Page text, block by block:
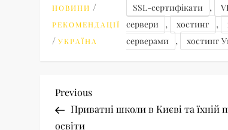
НОВИНИ /
РЕКОМЕНДАЦІЇ
/УКРАЇНА
SSL-сертифікати ,
сервери
, хостинг ,
серверами
, хостинг
Н
Previous
Post
Previous
Приватні школи в Києві та їхній
освіти